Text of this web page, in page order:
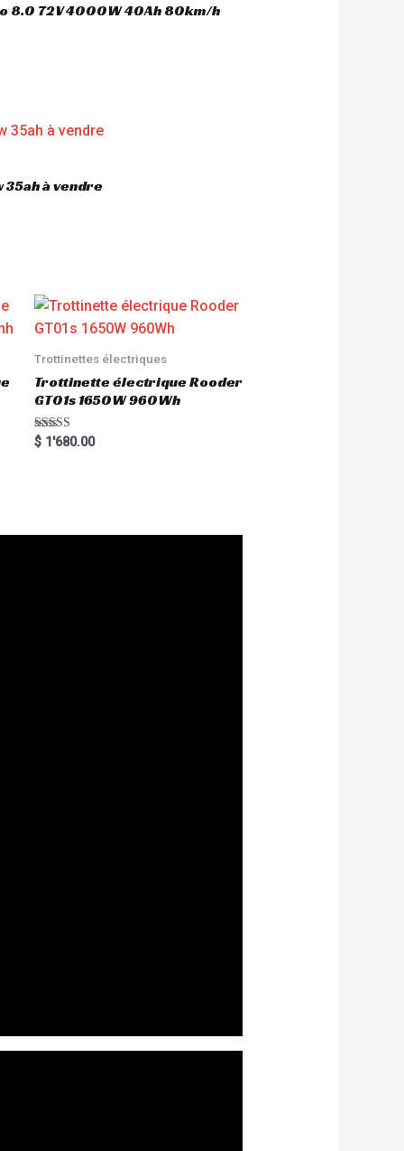
8.0 72V 4000W 40Ah 80km/h
à vendre
Trottinettes électriques
Trottinette électrique Rooder
GT01s 1650W 960Wh
Rated
5.00
$1'680.00